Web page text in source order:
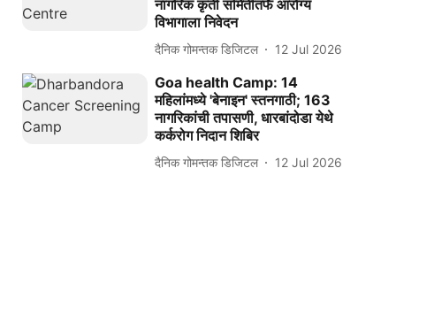
नागरिक कृती समितीतर्फे आरोग्य
विभागाला निवेदन
दैनिक गोमन्तक डिजिटल 12 Jul 2026
Goa health Camp: 14
महिलांमध्ये 'बेनाइन' स्तनगाठी; 163
नागरिकांची तपासणी, धारबांदोडा येथे
कर्करोग निदान शिबिर
दैनिक गोमन्तक डिजिटल 12 Jul 2026